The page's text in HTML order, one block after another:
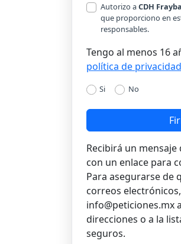
Autorizo aCDH Frayba
que proporciono en
responsables.
Tengo al menos 16
política de
Si No
Recibirá un
con un enlace para
Para asegurarse de
correos
info@peticiones.mx
direcciones o a la
seguros.